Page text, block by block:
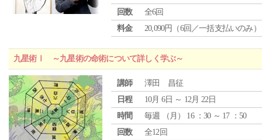
回数
全6回
料金
20,090円（6回／一括支払いのみ）
九星術Ⅰ ～九星術の命術について詳しく学ぶ～
講師
澤田 昌征
日程
10月 6日 ～ 12月 22日
時間
毎週 （ 月 ） 16 ：30 ～ 17 ：50
回数
全12回